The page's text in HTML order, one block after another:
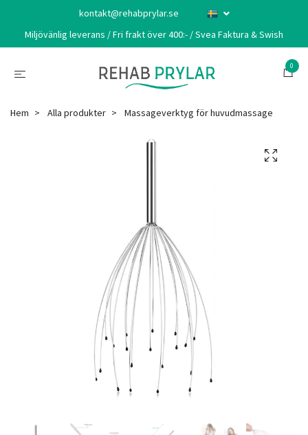
kontakt@rehabprylar.se
Miljövänlig leverans / Fri frakt över 400:- / Svea Faktura & Swish
0
Hem Alla produkter Massageverktyg för huvudmassage